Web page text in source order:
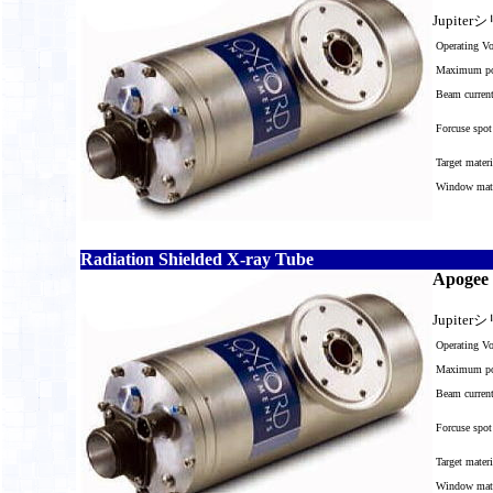
Jupiter
Operating
Maximum
Beam
Forcuse
Target
Window
Radiation Shielded X-ray Tube
Apogee
Jupiter
Operating
Maximum
Beam
Forcuse
Target
Window